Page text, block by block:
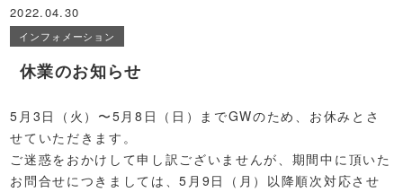
2022.04.30
インフォメーション
休業のお知らせ
5月3日（火）〜5月8日（日）までGWのため、お休みとさ
せていただきます。
ご迷惑をおかけして申し訳ございませんが、期間中に頂いた
お問合せにつきましては、5月9日（月）以降順次対応させ